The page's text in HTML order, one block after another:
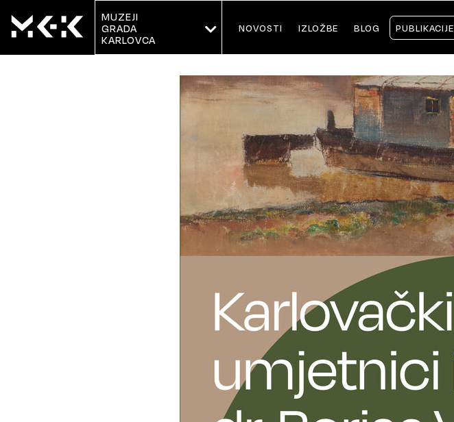
MUZEJI
GRADA
KARLOVCA
NOVOSTI IZLOŽBE BLOG PUBLIKACIJE